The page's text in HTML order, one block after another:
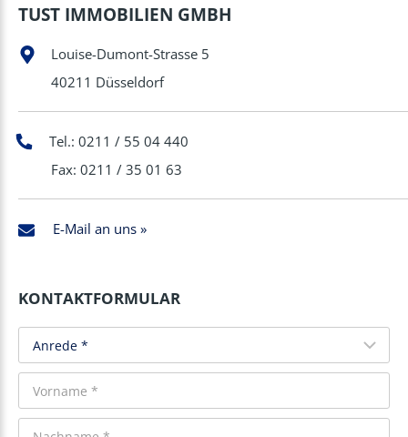
TUST IMMOBILIEN GMBH
Louise-Dumont-Strasse 5
40211 Düsseldorf
Tel.: 0211 / 55 04 440
Fax: 0211 / 35 01 63
E-Mail an uns »
KONTAKTFORMULAR